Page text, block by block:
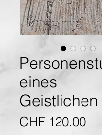
eines
Geistlichen
CHF 120.00